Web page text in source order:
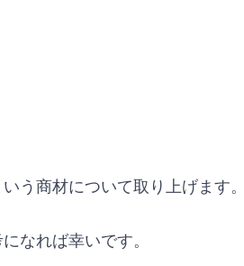
う商材について取り上げます。
なれば幸いです。